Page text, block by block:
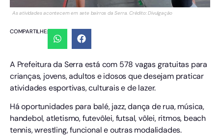
As atividades acontecem em sete bairros da Serra. Crédito: Divulgação
COMPARTILHE:
A Prefeitura da Serra está com 578 vagas gratuitas para
crianças, jovens, adultos e idosos que desejam praticar
atividades esportivas, culturais e de lazer.
Há oportunidades para balé, jazz, dança de rua, música,
handebol, atletismo, futevôlei, futsal, vôlei, ritmos, beach
tennis, wrestling, funcional e outras modalidades.